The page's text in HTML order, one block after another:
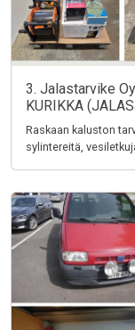
3. Jalastarvike
KURIKKA
Raskaan kaluston
sylintereitä,